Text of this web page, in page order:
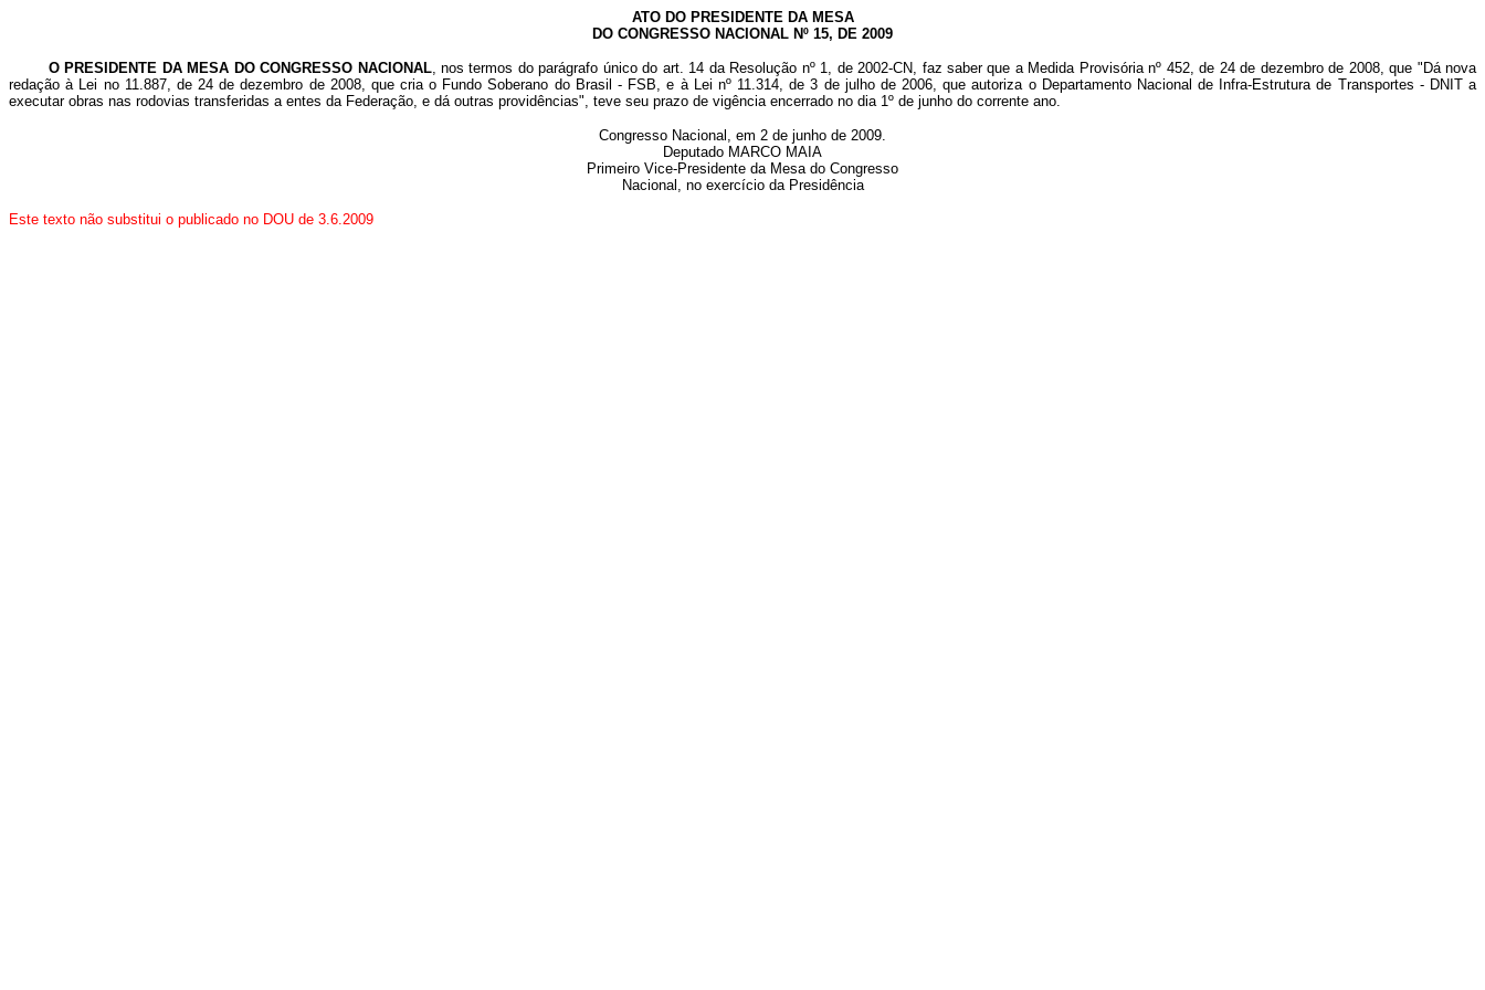
ATO DO PRESIDENTE DA MESA
DO CONGRESSO NACIONAL Nº 15, DE 2009
O PRESIDENTE DA MESA DO CONGRESSO NACIONAL, nos termos do parágrafo único do art. 14 da Resolução nº 1, de 2002-CN, faz saber que a Medida Provisória nº 452, de 24 de dezembro de 2008, que "Dá nova
redação à Lei no 11.887, de 24 de dezembro de 2008, que cria o Fundo Soberano do Brasil - FSB, e à Lei nº 11.314, de 3 de julho de 2006, que autoriza o Departamento Nacional de Infra-Estrutura de Transportes - DNIT a
executar obras nas rodovias transferidas a entes da Federação, e dá outras providências", teve seu prazo de vigência encerrado no dia 1º de junho do corrente ano.
Congresso Nacional, em 2 de junho de 2009.
Deputado MARCO MAIA
Primeiro Vice-Presidente da Mesa do Congresso
Nacional, no exercício da Presidência
Este texto não substitui o publicado no DOU de 3.6.2009